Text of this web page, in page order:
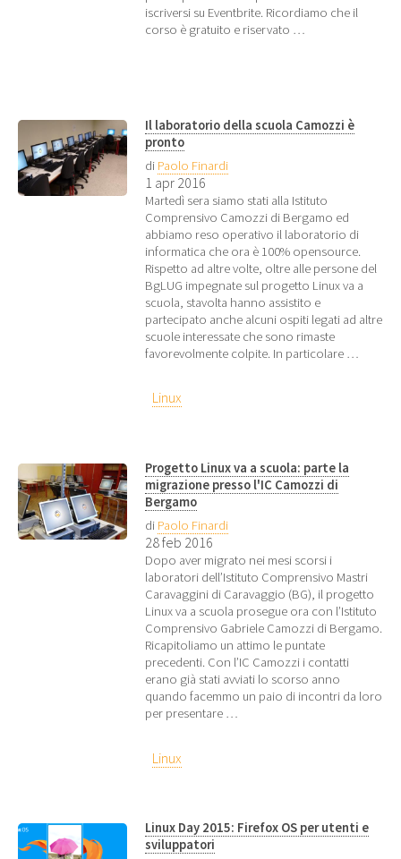
iscriversi su Eventbrite. Ricordiamo che il
corso è gratuito e riservato …
Il laboratorio della scuola Camozzi è
pronto
di Paolo Finardi
1 apr 2016
Martedì sera siamo stati alla Istituto
Comprensivo Camozzi di Bergamo ed
abbiamo reso operativo il laboratorio di
informatica che ora è 100% opensource.
Rispetto ad altre volte, oltre alle persone del
BgLUG impegnate sul progetto Linux va a
scuola, stavolta hanno assistito e
partecipato anche alcuni ospiti legati ad altre
scuole interessate che sono rimaste
favorevolmente colpite. In particolare …
Linux
Progetto Linux va a scuola: parte la
migrazione presso l'IC Camozzi di
Bergamo
di Paolo Finardi
28 feb 2016
Dopo aver migrato nei mesi scorsi i
laboratori dell’Istituto Comprensivo Mastri
Caravaggini di Caravaggio (BG), il progetto
Linux va a scuola prosegue ora con l’Istituto
Comprensivo Gabriele Camozzi di Bergamo.
Ricapitoliamo un attimo le puntate
precedenti. Con l’IC Camozzi i contatti
erano già stati avviati lo scorso anno
quando facemmo un paio di incontri da loro
per presentare …
Linux
Linux Day 2015: Firefox OS per utenti e
sviluppatori